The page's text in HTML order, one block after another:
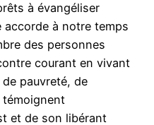
à évangéliser
accorde à notre temps
des personnes
courant en vivant
pauvreté, de
témoignent
et de son libérant